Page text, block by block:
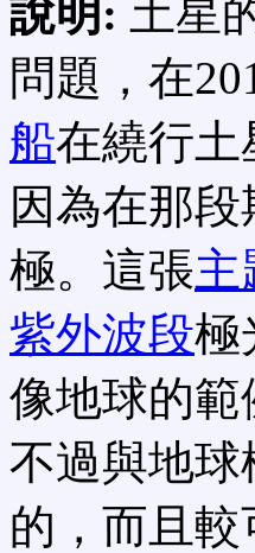
說明: 土星
問題，在
船在繞行土
因為在那
極。這張主
紫外波段極
像地球的
不過與地
的，而且